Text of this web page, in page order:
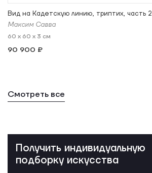
Вид на Кадетскую линию, триптих, часть 2
Максим Савва
60 x 60 x 3 см
90 900 ₽
Смотреть все
Получить индивидуальную
подборку искусства